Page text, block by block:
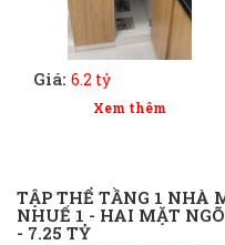
Giá: 6.2 tỷ
Xem thêm
TẬP THỂ TẦNG 1 NHÀ
NHUẾ 1 - HAI MẶT
- 7.25 TỶ